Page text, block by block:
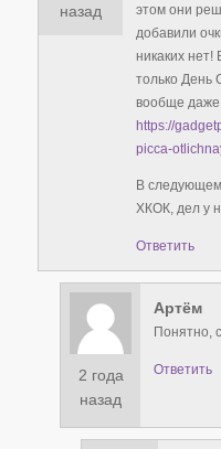
назад
этом они
добавили
никаких
только День
вообще
https://
picca-
В
ХКОК, дел у
Ответить
2 года
назад
Артём
Понятно,
Ответить